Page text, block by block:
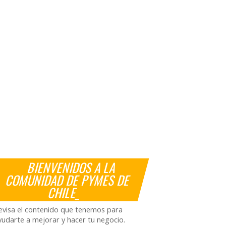
BIENVENIDOS A LA
COMUNIDAD DE PYMES DE
CHILE_
el contenido que tenemos para
a mejorar y hacer tu negocio.